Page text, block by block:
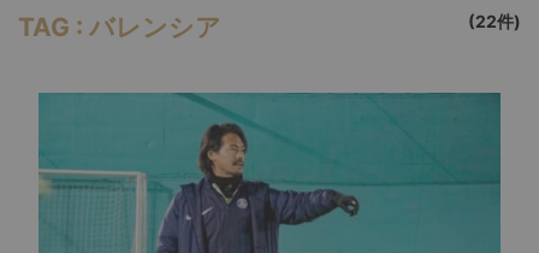
TAG : バレンシア (22件)